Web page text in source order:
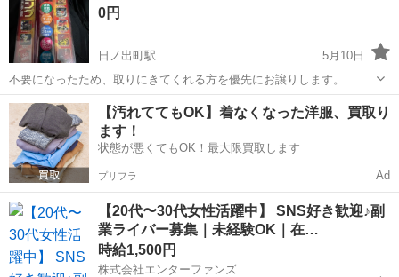
0円
日ノ出町駅
5月10日
不要になったため、取りにきてくれる方を優先にお譲りします。
神奈川 横浜市 日ノ出町駅 防災、セキュリティ SLB
【汚れててもOK】着なくなった洋服、買取り
ます！
状態が悪くてもOK！最大限買取します
プリフラ Ad
【20代〜30代女性活躍中】 SNS好き歓迎♪副
業ライバー募集｜未経験OK｜在…
時給1,500円
株式会社エンターファンズ